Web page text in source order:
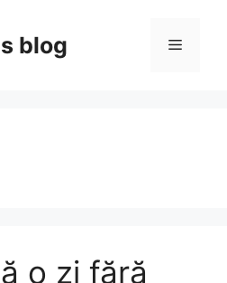
blog Menu
o zi fără